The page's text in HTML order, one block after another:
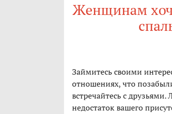
Женщинам
Займитесь своими
отношениях, что
встречайтесь с
недостаток вашего